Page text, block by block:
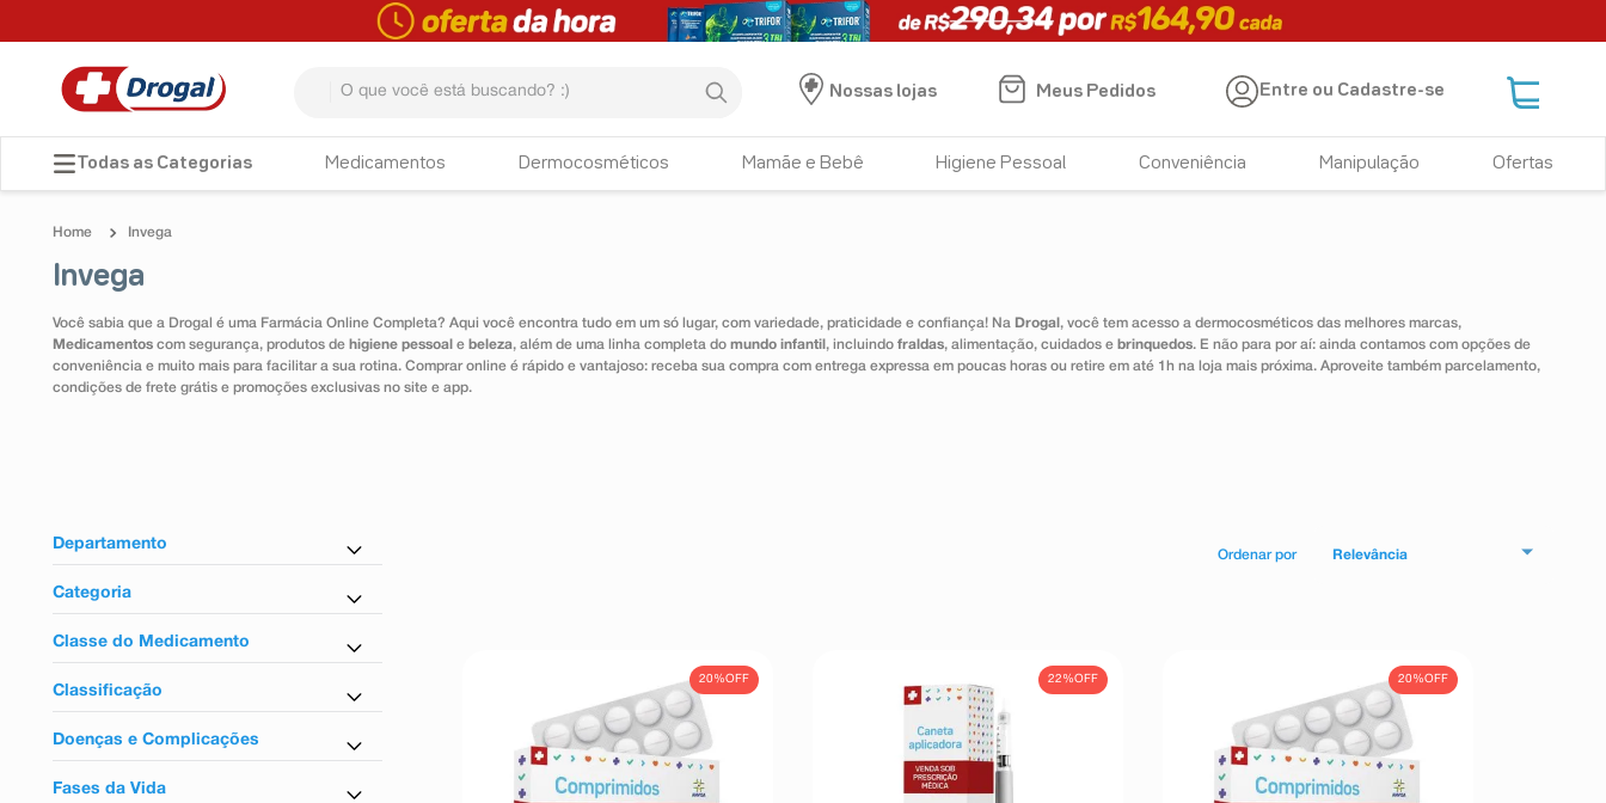
Nossas lojas
Meus Pedidos Entre ou Cadastre-se
Medicamentos Dermocosméticos Mamãe e Bebê Higiene Pessoal Conveniência Manipulação Ofertas
Invega
Invega
Você sabia que a Drogal é uma Farmácia Online Completa? Aqui você encontra tudo em um só lugar, com variedade, praticidade e confiança! Na Drogal , você tem acesso a dermocosméticos das melhores marcas,
Medicamentos com segurança, produtos de higiene pessoal e beleza, além de uma linha completa do mundo infantil , incluindo fraldas, alimentação, cuidados e brinquedos. E não para por aí: ainda contamos com opções de
conveniência e muito mais para facilitar a sua rotina. Comprar online é rápido e vantajoso: receba sua compra com entrega expressa em poucas horas ou retire em até 1h na loja mais próxima. Aproveite também parcelamento,
condições de frete grátis e promoções exclusivas no site e app.
Departamento
Controlados
Categoria
Antipsicótico
Classe do Medicamento
Antipsicóticos
Classificação
Tarja vermelha
Doenças e Complicações
Para esquizofrenia
Fases da Vida
Relevância
20%OFF 22%OFF 20%OFF
TERMOS MAIS BUSCADOS
4º tadalafila
5º minoxidil